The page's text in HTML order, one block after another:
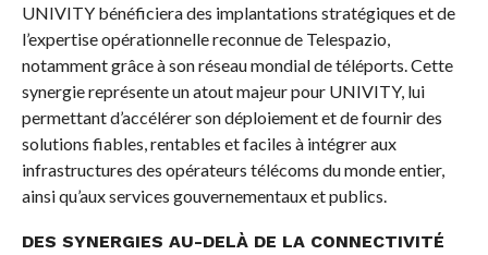
UNIVITY bénéficiera des implantations stratégiques et de
l’expertise opérationnelle reconnue de Telespazio,
notamment grâce à son réseau mondial de téléports. Cette
synergie représente un atout majeur pour UNIVITY, lui
permettant d’accélérer son déploiement et de fournir des
solutions fiables, rentables et faciles à intégrer aux
infrastructures des opérateurs télécoms du monde entier,
ainsi qu’aux services gouvernementaux et publics.
DES SYNERGIES AU-DELÀ DE LA CONNECTIVITÉ